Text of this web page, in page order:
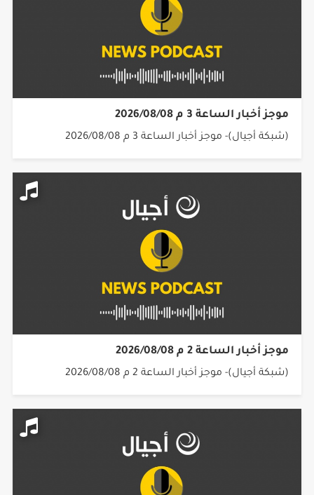
موجز أخبار الساعة 3 م 2026/08/08
(شبكة أجيال)- موجز أخبار الساعة 3 م 2026/08/08
موجز أخبار الساعة 2 م 2026/08/08
(شبكة أجيال)- موجز أخبار الساعة 2 م 2026/08/08